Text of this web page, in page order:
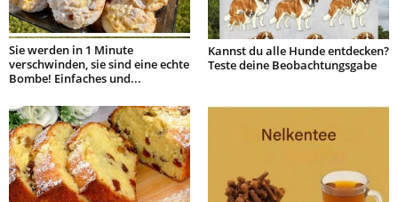
Sie werden in 1 Minute
verschwinden, sie sind eine echte
Bombe! Einfaches und...
Kannst du alle Hunde entdecken?
Teste deine Beobachtungsgabe